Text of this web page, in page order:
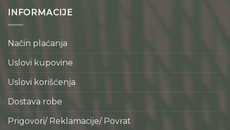
INFORMACIJE
Način plaćanja
Uslovi kupovine
Uslovi korišćenja
Dostava robe
Prigovori/ Reklamacije/ Povrat